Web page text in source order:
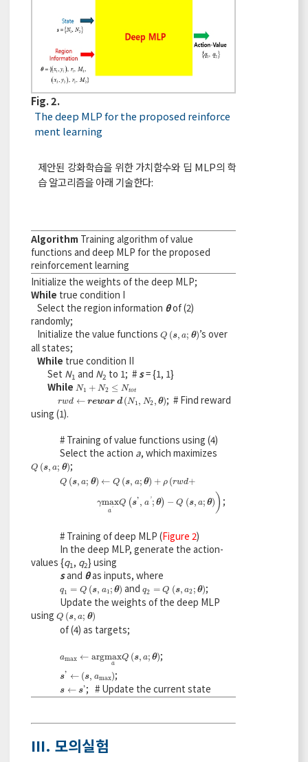
Fig. 2.
The deep MLP for the proposed reinforce
ment learning
제안된 강화학습을 위한 가치함수와 딥 MLP의 학
습 알고리즘을 아래 기술한다:
Algorithm Training algorithm of value
functions and deep MLP for the proposed
reinforcement learning
Initialize the weights of the deep MLP;
While true condition I
Select the region information θof (2)
randomly;
Initialize the value functions Q (s, a; θ)
Q s,a;θ
’s over
all states;
While true condition II
Set N1 and N2 to 1; #s= {1, 1}
While N1 + N2 ≤ Ntot
N1 +N2≤N tot
rwd ← rewar d (N1, N2, θ)
rwd ←rewardN1,N2, θ
; # Find reward
using (1).
# Training of value functions using (4)
Select the action a, which maximizes
Q (s, a; θ)
Q s,a;θ ;
Q (s, a; θ) ← Q (s, a; θ) + ρ (rwd+
Q s,a;θ←Qs, a;θ+ρ rwd+
γmax
a'
Q (s', a ' ; θ) − Q (s, a; θ) )
γmaxa' Qs',a';θ-Q s, a;θ ;
# Training of deep MLP (Figure 2)
In the deep MLP, generate the action-
values {q1 , q2} using
sand θas inputs, where
q1 = Q (s, a1; θ)
q1 =Qs a1 θ andq2 = Q (s, a2; θ)
q2 =Qs a2;θ
;
Update the weights of the deep MLP
using Q (s, a; θ)
Q s,a;θ
of (4) as targets;
amax ← argmax
a
Q (s, a; θ)
amax← argmaxaQs,a;θ ;
s' ← (s, amax)
s' ←s ,amax ;
s ← s'
s ←s' ; # Update the current state
III. 모의실험